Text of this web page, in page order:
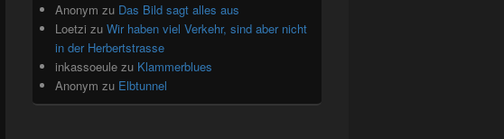
Anonym zu Das Bild sagt alles aus
Loetzi zu Wir haben viel Verkehr, sind aber nicht
in der Herbertstrasse
inkassoeule zu Klammerblues
Anonym zu Elbtunnel